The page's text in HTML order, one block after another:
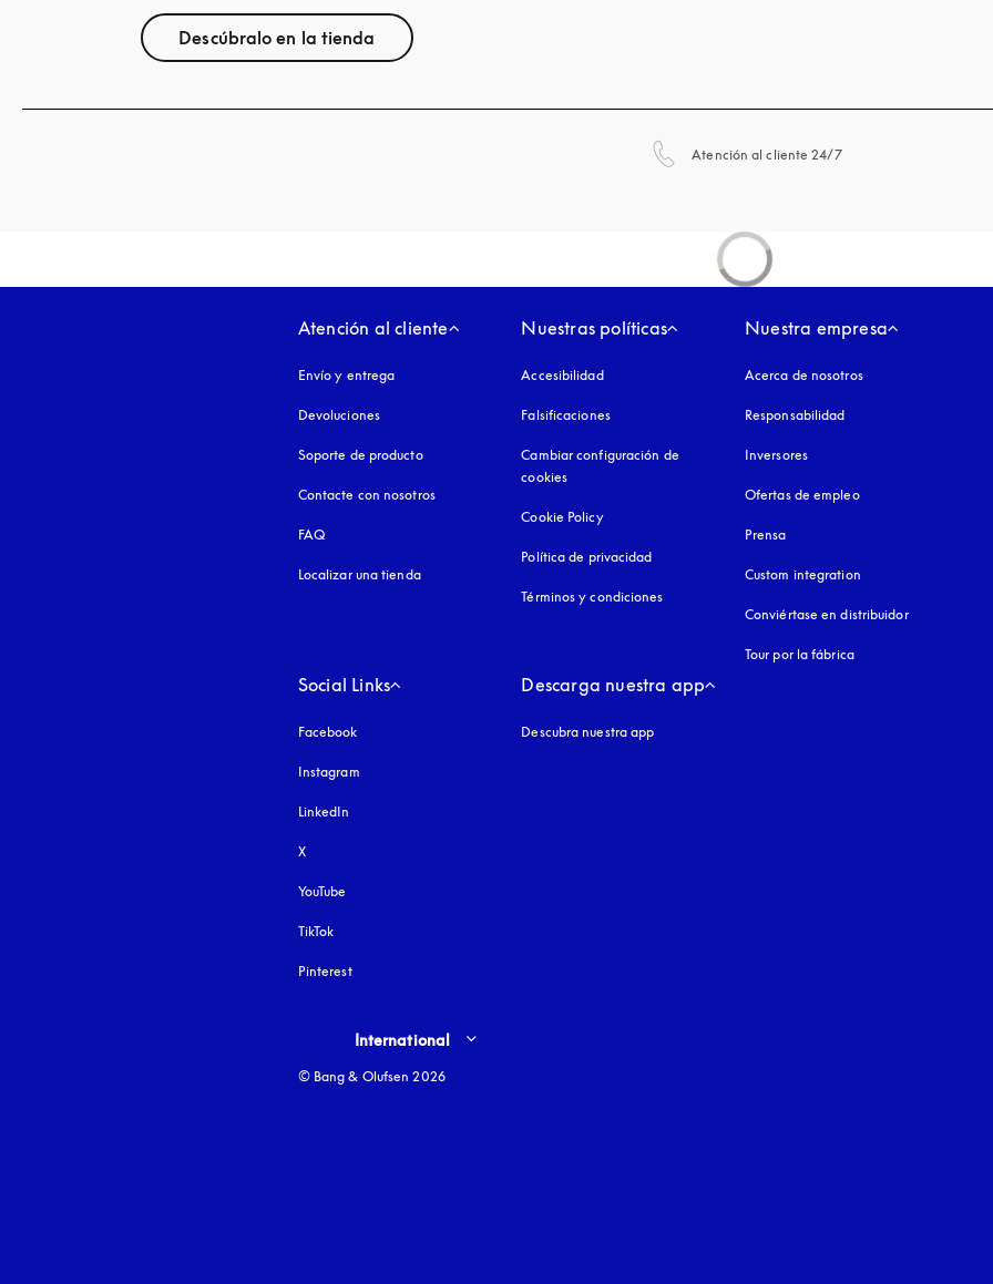
Descúbralo en la tienda
Atención al cliente 24/7apertura en una pestaña
Atención al cliente
Envío y entrega
Devoluciones
Soporte de producto
Contacte con nosotros
FAQ
Localizar una tienda
Nuestras políticas
Accesibilidadapertura en una pestaña nueva
Falsificacionesapertura en una pestaña nueva
Cambiar configuración de
cookies
Cookie Policyapertura en una pestaña nueva
Política de privacidad
Términos y condiciones
Nuestra empresa
Acerca de nosotros
Responsabilidad
Inversores
Ofertas de empleo
Prensa
Custom integration
Conviértase en distribuidor
Tour por la fábrica
Social Links
Facebook
Instagram
LinkedIn
X
YouTube
TikTok
Pinterest
Descarga nuestra app
Descubra nuestra app
Select country and language
International
© Bang & Olufsen 2026